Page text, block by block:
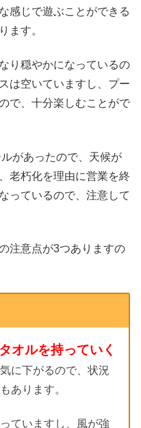
感じで遊ぶことができる
ます。
り穏やかになっているの
は空いていますし、プー
で、十分楽しむことがで
があったので、天候が
老朽化を理由に営業を終
っているので、注意して
注意点が3つありますの
オルを持っていく
に下がるので、状況
あります。
ていますし、風が強